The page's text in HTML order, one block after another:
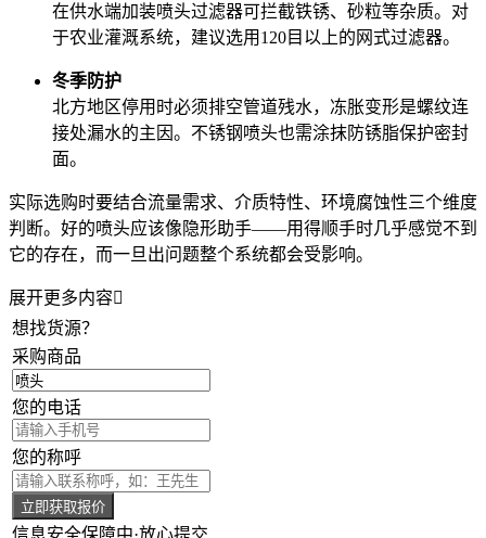
在供水端加装喷头过滤器可拦截铁锈、砂粒等杂质。对
于农业灌溉系统，建议选用120目以上的网式过滤器。
冬季防护
北方地区停用时必须排空管道残水，冻胀变形是螺纹连
接处漏水的主因。不锈钢喷头也需涂抹防锈脂保护密封
面。
实际选购时要结合流量需求、介质特性、环境腐蚀性三个维度
判断。好的喷头应该像隐形助手——用得顺手时几乎感觉不到
它的存在，而一旦出问题整个系统都会受影响。
展开更多内容
想找货源？
采购商品
您的电话
您的称呼
立即获取报价